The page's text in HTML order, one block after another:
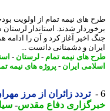
های نیمه تمام از اولویت بودجه
شدند. استاندار لرستان
اخیر آغاز کرد و آن را ادامه
و دشمنانی دانست ...
های نیمه تمام -لرستان-
ایران - پروژه های نیمه تمام
تردد زائران از مرز مهران به 2 میلیون و 845 هزار نفر
دفاع مقدس-